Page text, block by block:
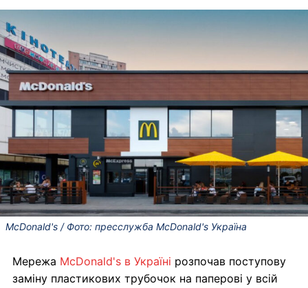
McDonald's / Фото: пресслужба McDonald's Україна
Мережа McDonald's в Україні розпочав поступову
заміну пластикових трубочок на паперові у всій